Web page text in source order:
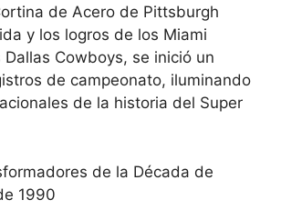
de Acero de Pittsburgh
y los logros de los Miami
Dallas Cowboys, se inició un
de campeonato, iluminando
de la historia del Super
de la Década de
1990